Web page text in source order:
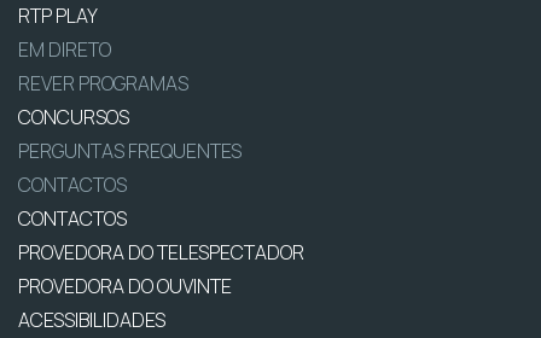
RTP PLAY
EM DIRETO
REVER PROGRAMAS
CONCURSOS
PERGUNTAS FREQUENTES
CONTACTOS
CONTACTOS
PROVEDORA DO TELESPECTADOR
PROVEDORA DO OUVINTE
ACESSIBILIDADES